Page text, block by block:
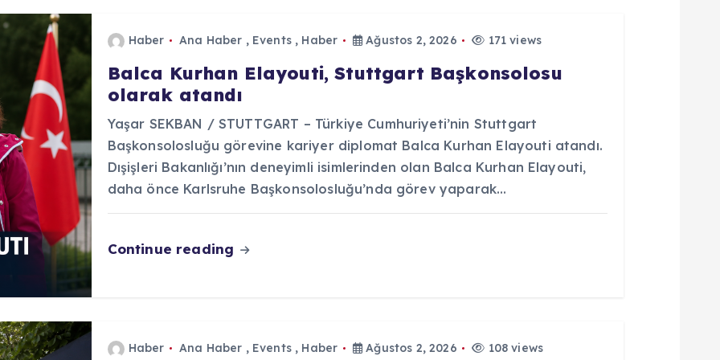
Haber Ana Haber , Events, Haber Ağustos 2, 2026 171 views
Balca Kurhan Elayouti, Stuttgart Başkonsolosu
olarak atandı
Yaşar SEKBAN / STUTTGART – Türkiye Cumhuriyeti’nin Stuttgart
Başkonsolosluğu görevine kariyer diplomat Balca Kurhan Elayouti atandı.
Dışişleri Bakanlığı’nın deneyimli isimlerinden olan Balca Kurhan Elayouti,
daha önce Karlsruhe Başkonsolosluğu’nda görev yaparak…
Continue reading
Haber Ana Haber , Events, Haber Ağustos 2, 2026 108 views